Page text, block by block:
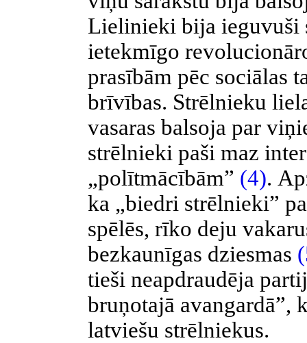
Lielinieki bija ieguvuši
ietekmīgo
prasībām pēc sociālas
brīvības. Strēlnieku
vasaras balsoja par
strēlnieki paši maz
„polītmācībām” (4).
ka „biedri strēlnieki”
spēlēs, rīko deju
bezkaunīgas dziesmas
tieši neapdraudēja
bruņotajā avangardā”,
latviešu strēlniekus.